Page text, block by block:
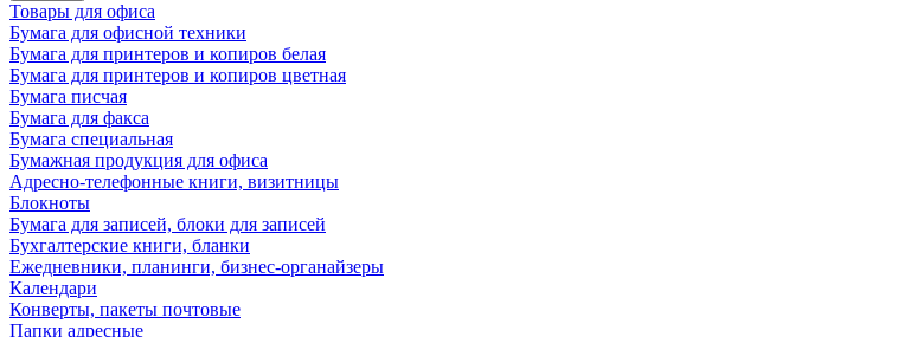
Товары для офиса
Бумага для офисной техники
Бумага для принтеров и копиров белая
Бумага для принтеров и копиров цветная
Бумага писчая
Бумага для факса
Бумага специальная
Бумажная продукция для офиса
Адресно-телефонные книги, визитницы
Блокноты
Бумага для записей, блоки для записей
Бухгалтерские книги, бланки
Ежедневники, планинги, бизнес-органайзеры
Календари
Конверты, пакеты почтовые
Папки адресные